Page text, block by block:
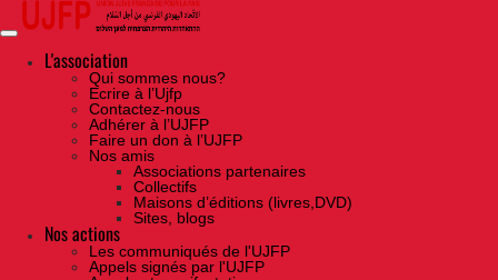
Skip
the
contentL'association
Qui sommes nous?
Ecrire à l’Ujfp
Contactez-nous
Adhérer à l’UJFP
Faire un don à l’UJFP
Nos amis
Associations partenaires
Collectifs
Maisons d’éditions (livres,DVD)
Sites, blogs
Nos actions
Les communiqués de l'UJFP
Appels signés par l'UJFP